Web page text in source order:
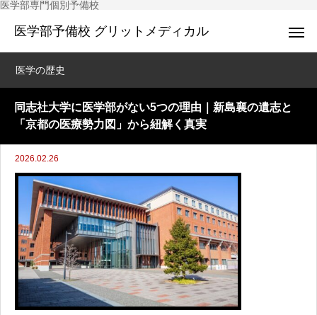
医学部専門個別予備校
医学部予備校 グリットメディカル
医学の歴史
同志社大学に医学部がない5つの理由｜新島襄の遺志と
「京都の医療勢力図」から紐解く真実
2026.02.26